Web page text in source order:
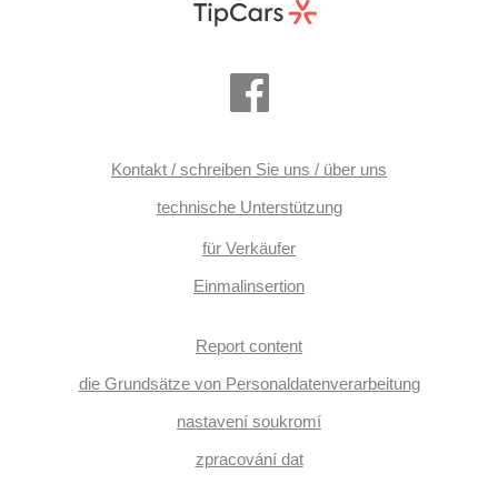
Kontakt / schreiben Sie uns / über uns
technische Unterstützung
für Verkäufer
Einmalinsertion
Report content
die Grundsätze von Personaldatenverarbeitung
nastavení soukromí
zpracování dat